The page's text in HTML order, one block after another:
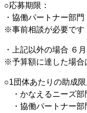
○応募期限：
・協働パートナー部
※事前相談が必要です
・上記以外の場合 ６
※予算額に達した場合
○1団体あたりの助成限
・かなえるニーズ部
・協働パートナー部